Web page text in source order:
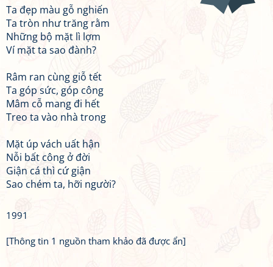
Ta đẹp màu gỗ nghiến
Ta tròn như trăng rằm
Những bộ mặt lì lợm
Ví mặt ta sao đành?
Râm ran cùng giỗ tết
Ta góp sức, góp công
Mâm cỗ mang đi hết
Treo ta vào nhà trong
Mặt úp vách uất hận
Nỗi bất công ở đời
Giận cá thì cứ giận
Sao chém ta, hỡi người?
1991
[Thông tin 1 nguồn tham khảo đã được ẩn]